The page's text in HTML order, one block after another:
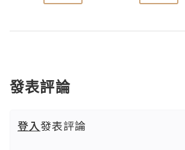
發表評論
登入發表評論